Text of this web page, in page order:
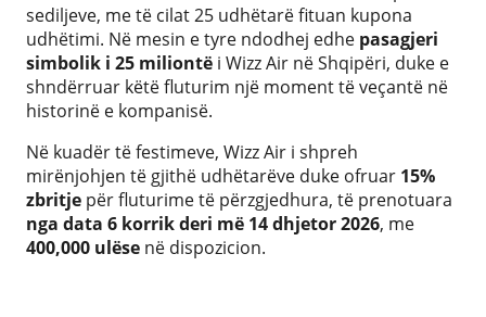
sediljeve, me të cilat 25 udhëtarë fituan kupona
udhëtimi. Në mesin e tyre ndodhej edhe pasagjeri
simbolik i 25 miliontë i Wizz Air në Shqipëri, duke e
shndërruar këtë fluturim një moment të veçantë në
historinë e kompanisë.
Në kuadër të festimeve, Wizz Air i shpreh
mirënjohjen të gjithë udhëtarëve duke ofruar 15%
zbritje për fluturime të përzgjedhura, të prenotuara
nga data 6 korrik deri më 14 dhjetor 2026, me
400,000 ulëse në dispozicion.